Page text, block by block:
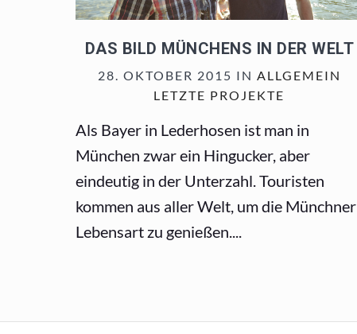
DAS BILD MÜNCHENS IN DER WELT
28. OKTOBER 2015 IN ALLGEMEIN
LETZTE PROJEKTE
Als Bayer in Lederhosen ist man in
München zwar ein Hingucker, aber
eindeutig in der Unterzahl. Touristen
kommen aus aller Welt, um die Münchner
Lebensart zu genießen....